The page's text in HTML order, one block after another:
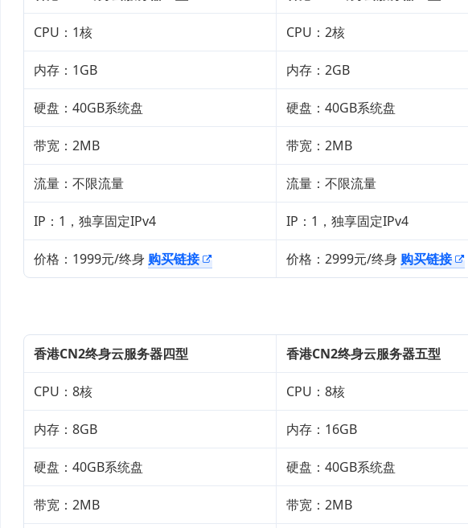
CPU：1核 CPU：2核
内存：1GB 内存：2GB
硬盘：40GB系统盘 硬盘：40GB系统盘
带宽：2MB 带宽：2MB
流量：不限流量 流量：不限流量
IP：1，独享固定IPv4 IP：1，独享固定IPv4
价格：1999元/终身 购买链接 价格：2999元/终身 购买链接
香港CN2终身云服务器四型 香港CN2终身云服务器五型
CPU：8核 CPU：8核
内存：8GB 内存：16GB
硬盘：40GB系统盘 硬盘：40GB系统盘
带宽：2MB 带宽：2MB